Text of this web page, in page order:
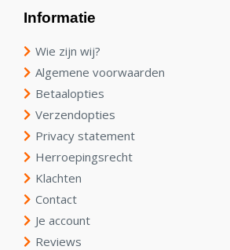
Informatie
Wie zijn wij?
Algemene voorwaarden
Betaalopties
Verzendopties
Privacy statement
Herroepingsrecht
Klachten
Contact
Je account
Reviews